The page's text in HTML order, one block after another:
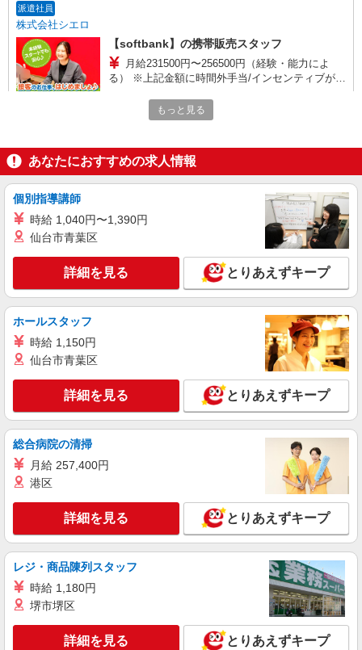
派遣社員
株式会社シエロ
【softbank】の携帯販売スタッフ
月給231500円〜256500円（経験・能力によ
る） ※上記金額に時間外手当/インセンティブが加
10h/月）・地域手当/職能手当あり・Workstyle支
援金（4000円/月）あり・実績によりインセンティ
○。・゜+゜・。○。・゜+゜ 入社祝い金10万円支
給(規定有) お友達を紹介頂くと, インセンティブ支
沖縄県中頭郡北谷町の米軍基地内softbankショ
キープ 詳細を見る
紹介予定派遣
株式会社シエロ
【エーユー】の店舗スタッフ
未経験 時給1300円〜 携帯業界経験
者 時給1350円〜 ※残業代支給 ★交通費別途支
給（規定あり） ゜+゜・。○。・゜+゜・。
○。・゜+゜ 入社祝い金10万円支給(規定有) お友達
を紹介頂くと, インセンティブ支給(規定有) ★月2
回払い・週払い可能（規程有）★ ゜・。○。・゜
沖縄県北谷町のauショップ
詳細を見る
派遣社員
株式会社シエロ
携帯販売スタッフ【softbank】
時給1400円 ※期間限定1か月時給1500円 ※残
業代支給 ★交通費別途支給（規定あり） ゜
+゜・。○。・゜+゜・。○。・゜+゜ 入社祝い金10
ィブ支給(規定有) ★月2回払い・週払い可能（規程
有）★ ゜・。○。・゜+゜・。○。・゜+゜
沖縄県中頭郡北谷町の家電量販店
キープ 詳細を見る
紹介予定派遣
株式会社シエロ
【ドコモ】の店舗スタッフ
時給1300円〜 ※残業代支給 ★交通費別途支給
+゜ 入社祝い金10万円支給(規定有) お友達を紹介
頂くと, インセンティブ支給(規定有) ★月2回払
い・週払い可能（規程有）★ ゜・。○。・゜
+゜・。○。・゜+゜
沖縄県中頭郡北谷町のdocomoショップ
キープ 詳細を見る
もっと見る
あなたにおすすめの求人情報
個別指導講師
時給 1,040円〜1,390円
仙台市青葉区
詳細を見る とりあえずキープ
ホールスタッフ
時給 1,150円
仙台市青葉区
詳細を見る とりあえずキープ
総合病院の清掃
月給 257,400円
港区
詳細を見る とりあえずキープ
レジ・商品陳列スタッフ
時給 1,180円
堺市堺区
詳細を見る とりあえずキープ